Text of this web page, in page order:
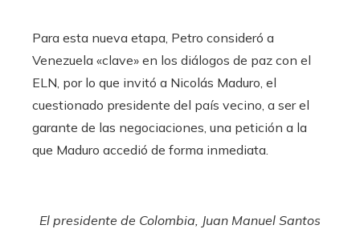
Para esta nueva etapa, Petro consideró a
Venezuela «clave» en los diálogos de paz con el
ELN, por lo que invitó a Nicolás Maduro, el
cuestionado presidente del país vecino, a ser el
garante de las negociaciones, una petición a la
que Maduro accedió de forma inmediata.
El presidente de Colombia, Juan Manuel Santos